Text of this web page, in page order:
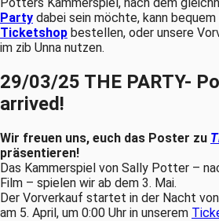
Party dabei sein möchte, kann
Ticketshop bestellen, oder unsere
im zib Unna nutzen.
29/03/25 THE PARTY-
arrived!
Wir freuen uns, euch das Poster zu
präsentieren!
Das Kammerspiel von Sally Potter –
Film – spielen wir ab dem 3. Mai.
Der Vorverkauf startet in der Nacht
am 5. April, um 0:00 Uhr in unserem